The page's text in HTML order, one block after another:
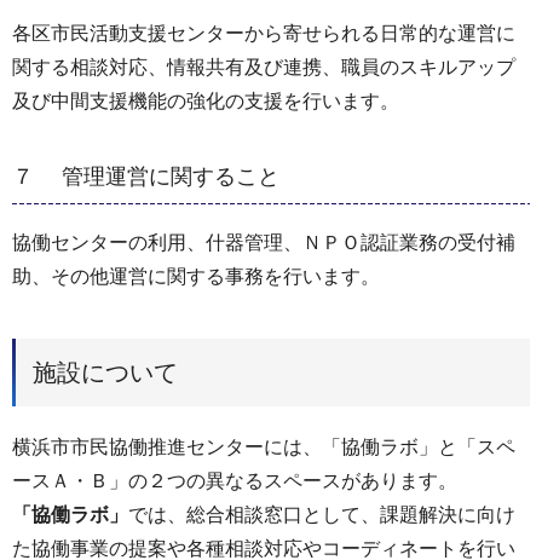
各区市民活動支援センターから寄せられる日常的な運営に
関する相談対応、情報共有及び連携、職員のスキルアップ
及び中間支援機能の強化の支援を行います。
７ 管理運営に関すること
協働センターの利用、什器管理、ＮＰＯ認証業務の受付補
助、その他運営に関する事務を行います。
施設について
横浜市市民協働推進センターには、「協働ラボ」と「スペ
ースＡ・Ｂ」の２つの異なるスペースがあります。
「協働ラボ」 では、総合相談窓口として、課題解決に向け
た協働事業の提案や各種相談対応やコーディネートを行い